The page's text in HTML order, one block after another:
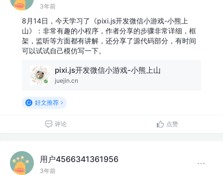
3年前
8月14日，今天学习了《pixi.js开发微信小游戏-小熊上
山》：非常有趣的小程序，作者分享的步骤非常详细，框
架，监听等方面都有讲解，还分享了源代码部分，有时间
可以试试自己模仿写一下。
pixi.js开发微信小游戏-小熊上山
juejin.cn
好文推荐
评论 点赞
用户4566341361956
3年前